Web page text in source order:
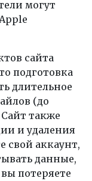
могут
сайта
подготовка
длительное
(до
также
и удаления
свой аккаунт,
данные,
потеряете